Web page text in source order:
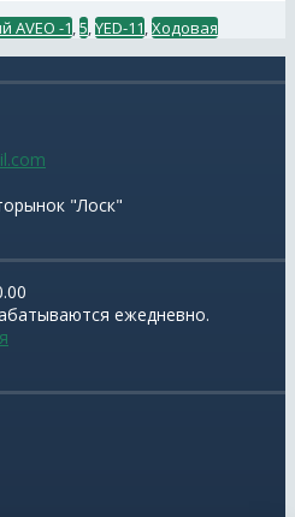
AVEO -1 5 YED-11 Ходовая
"Лоск"
ежедневно.